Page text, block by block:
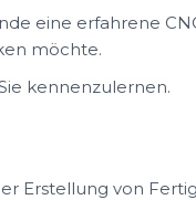
eine erfahrene
möchte.
kennenzulernen.
Erstellung von